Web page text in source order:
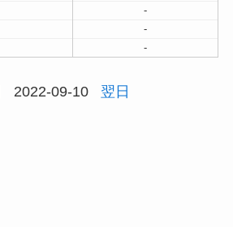
-
-
-
2022-09-10 翌日